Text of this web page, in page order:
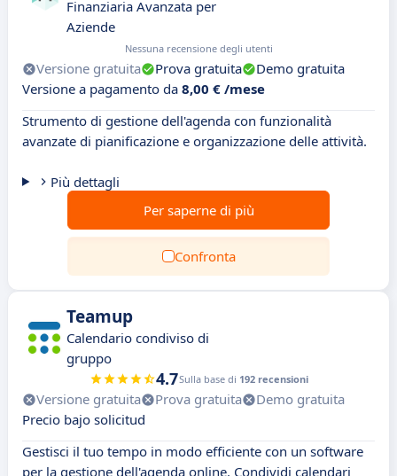
Finanziaria Avanzata per
Aziende
Nessuna recensione degli utenti
Versione gratuita Prova gratuita
Demo gratuita
Versione a pagamento da 8,00 € /mese
Strumento di gestione dell'agenda con funzionalità
avanzate di pianificazione e organizzazione delle attività.
Più dettagli
Per saperne di più
Confronta
Teamup
Calendario condiviso di
gruppo
4.7Sulla base di 192 recensioni
Versione gratuita Prova gratuita
Demo gratuita
Precio bajo solicitud
Gestisci il tuo tempo in modo efficiente con un software
per la gestione dell'agenda online. Condividi calendari